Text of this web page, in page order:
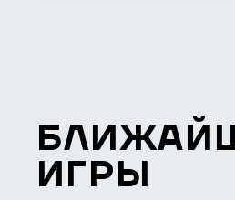
ИГРЫ